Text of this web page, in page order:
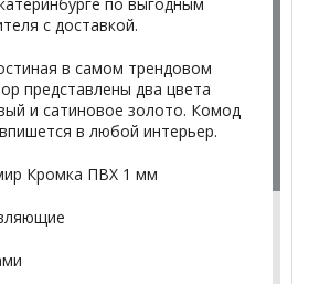
с доставкой.
в самом трендовом
представлены два цвета
и сатиновое золото. Комод
в любой интерьер.
Кромка ПВХ 1 мм